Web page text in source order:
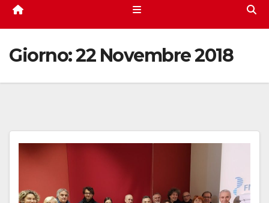
Giorno:22 Novembre 2018